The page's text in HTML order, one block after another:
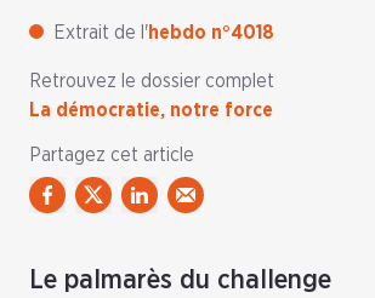
Extrait de l'hebdo n°4018
Retrouvez le dossier complet
La démocratie, notre force
Partagez cet article
Le palmarès du challenge